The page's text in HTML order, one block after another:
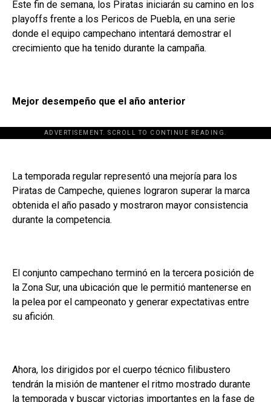
Este fin de semana, los Piratas iniciarán su camino en los
playoffs frente a los Pericos de Puebla, en una serie
donde el equipo campechano intentará demostrar el
crecimiento que ha tenido durante la campaña.
Mejor desempeño que el año anterior
ADVERTISEMENT. SCROLL TO CONTINUE READING.
La temporada regular representó una mejoría para los
Piratas de Campeche, quienes lograron superar la marca
obtenida el año pasado y mostraron mayor consistencia
durante la competencia.
El conjunto campechano terminó en la tercera posición de
la Zona Sur, una ubicación que le permitió mantenerse en
la pelea por el campeonato y generar expectativas entre
su afición.
Ahora, los dirigidos por el cuerpo técnico filibustero
tendrán la misión de mantener el ritmo mostrado durante
la temporada y buscar victorias importantes en la fase de